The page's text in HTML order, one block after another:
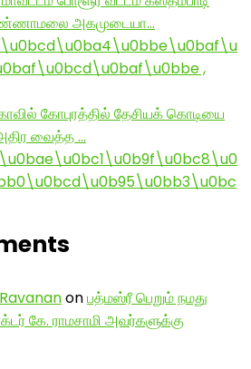
அகமுடையா…
,
கோபுரத்தில் தேசியக் கொடியை
அதிர வைத்த …
onபத்மஸ்ரீ பெறும் நமது
கே. ராமசாமி அவர்களுக்கு